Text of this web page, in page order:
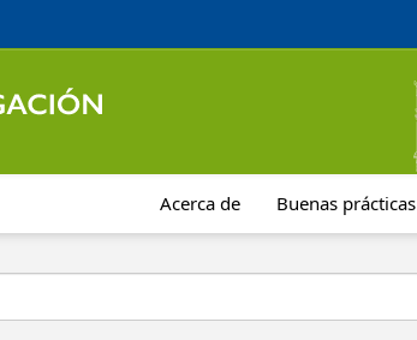
Acerca de Buenas prácticas